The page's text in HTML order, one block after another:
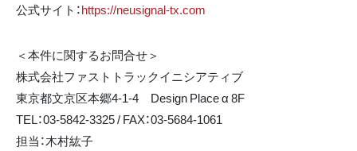
公式サイト：https://neusignal-tx.com
＜本件に関するお問合せ＞
株式会社ファストトラックイニシアティブ
東京都文京区本郷4-1-4 Design Place α 8F
TEL：03-5842-3325 / FAX：03-5684-1061
担当：木村紘子